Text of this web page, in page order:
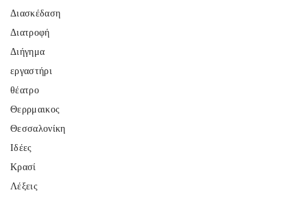
Διασκέδαση
Διατροφή
Διήγημα
εργαστήρι
θέατρο
Θερρμαικος
Θεσσαλονίκη
Ιδέες
Κρασί
Λέξεις